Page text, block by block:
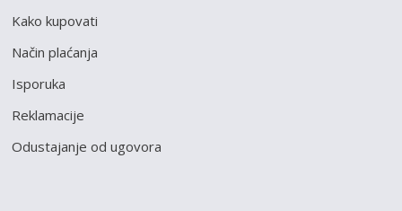
Kako kupovati
Način plaćanja
Isporuka
Reklamacije
Odustajanje od ugovora